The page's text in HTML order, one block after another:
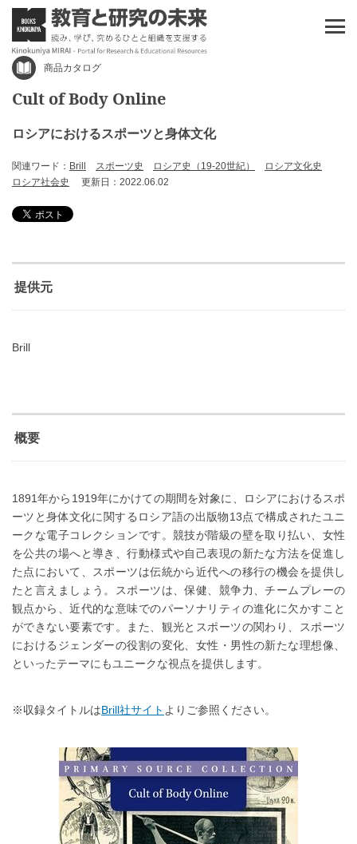
商品カタログ
Cult of Body Online
ロシアにおけるスポーツと身体文化
関連ワード： Brill スポーツ史 ロシア史（19-20世紀）
ロシア文化史
ロシア社会史
更新日：2022.06.02
提供元
Brill
概要
1891年から1919年にかけての期間を対象に、ロシアにおけるスポ
ーツと身体文化に関するロシア語の出版物13点で構成されたユニ
ークな電子コレクションです。競技が階級の壁を取り払い、女性
を公共の場へと導き、行動様式や自己表現の新たな方法を促進し
た点において、スポーツは伝統から近代への移行の機会を提供し
たと言えましょう。スポーツは、保健、競争力、チームプレーの
観点から、近代的な意味でのパーソナリティの進化に欠かすこと
ができない要素です。また、観光とスポーツの関わり、スポーツ
におけるジェンダーの役割の変化、女性・男性の新たな理想像、
といったテーマにもユニークな視点を提供します。
※収録タイトルはBrill社サイト よりご参照ください。